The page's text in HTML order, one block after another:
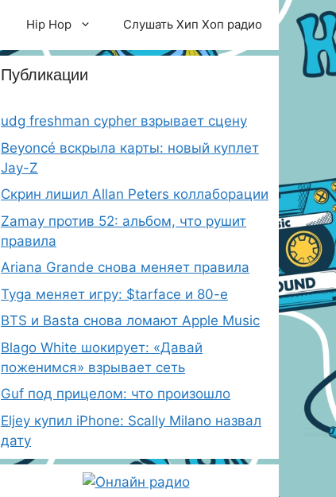
Hip Hop Слушать Хип Хоп радио
Публикации
udg freshman cypher взрывает сцену
Beyoncé вскрыла карты: новый куплет
Jay-Z
Скрин лишил Allan Peters коллаборации
Zamay против 52: альбом, что рушит
правила
Ariana Grande снова меняет правила
Tyga меняет игру: $tarface и 80-е
BTS и Basta снова ломают Apple Music
Blago White шокирует: «Давай
поженимся» взрывает сеть
Guf под прицелом: что произошло
Eljey купил iPhone: Scally Milano назвал
дату